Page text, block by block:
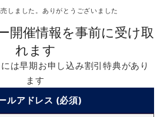
しました。ありがとうございました
開催情報を事前に受け取
れます
は早期お申し込み割引特典があり
ます
ルアドレス (必須)